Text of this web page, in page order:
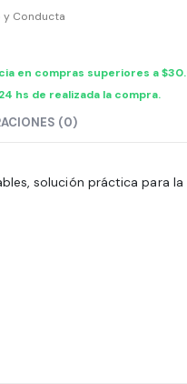
Conducta
en compras superiores a
hs de realizada la compra.
(0)
solución práctica para la